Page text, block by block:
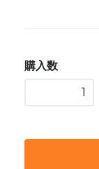
購入数